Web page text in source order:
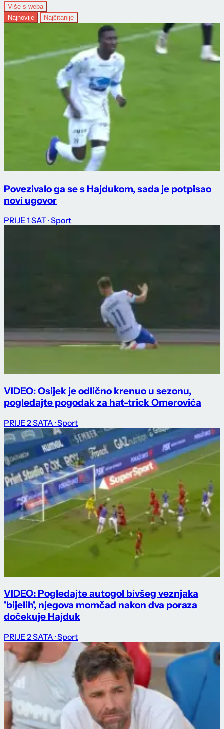
Više s weba
Najnovije
Najčitanije
Povezivalo ga se s Hajdukom, sada je potpisao
novi ugovor
PRIJE 1 SAT · Sport
VIDEO: Osijek je odlično krenuo u sezonu,
pogledajte pogodak za hat-trick Omerovića
PRIJE 2 SATA · Sport
VIDEO: Pogledajte autogol bivšeg veznjaka
'bijelih', njegova momčad nakon dva poraza
dočekuje Hajduk
PRIJE 2 SATA · Sport